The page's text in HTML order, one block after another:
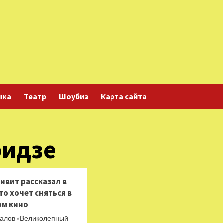
Театр Шоубиз Карта сайта
рассказал в
хочет сняться в
кино
«Великолепный